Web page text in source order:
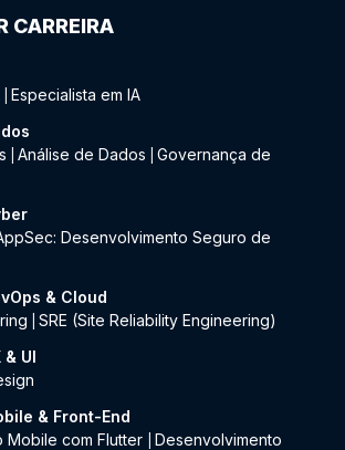
CARREIRA
Especialista em IA
Análise de Dados
Governança de
Desenvolvimento Seguro de
& Cloud
SRE (Site Reliability Engineering)
UI
& Front-End
Mobile com Flutter
Desenvolvimento